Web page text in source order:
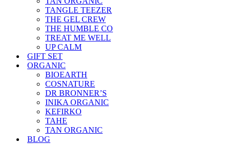
TANGLE TEEZER
THE GEL CREW
THE HUMBLE CO
TREAT ME WELL
UP CALM
GIFT SET
ORGANIC
BIOEARTH
COSNATURE
DR BRONNER’S
INIKA ORGANIC
KEFIRKO
TAHE
TAN ORGANIC
BLOG